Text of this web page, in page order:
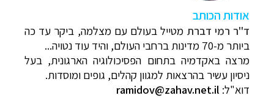
אודות הכותב
ד"ר רמי דברת מטייל בעולם עם מצלמה, ביקר עד כה
ביותר מ-70 מדינות ברחבי העולם, והיד עוד נטויה...
מרצה באקדמיה בתחום הפסיכולוגיה הארגונית, בעל
ניסיון עשיר בהרצאות למגוון קהלים, גופים ומוסדות.
דוא"ל: ramidov@zahav.net.il